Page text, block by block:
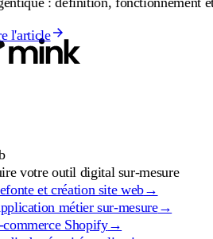
votre outil digital sur-mesure
et création site web→
métier sur-mesure→
commerce Shopify→